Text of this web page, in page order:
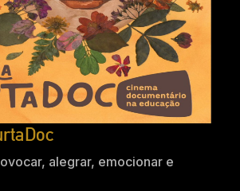
alegrar, emocionar e